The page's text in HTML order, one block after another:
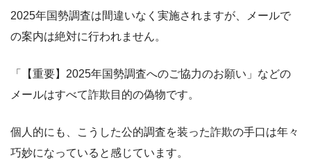
2025年国勢調査は間違いなく実施されますが、メールで
の案内は絶対に行われません。
「【重要】2025年国勢調査へのご協力のお願い」などの
メールはすべて詐欺目的の偽物です。
個人的にも、こうした公的調査を装った詐欺の手口は年々
巧妙になっていると感じています。